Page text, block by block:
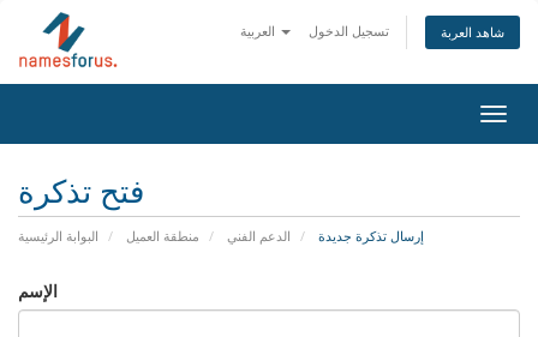
تسجيل الدخول شاهد العربة
فتح تذكرة
البوابة الرئيسية منطقة العميل الدعم الفني إرسال تذكرة جديدة
الإسم